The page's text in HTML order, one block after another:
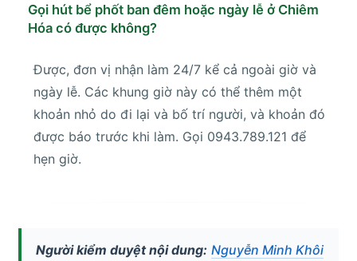
Gọi hút bể phốt ban đêm hoặc ngày lễ ở Chiêm
Hóa có được không?
Được, đơn vị nhận làm 24/7 kể cả ngoài giờ và
ngày lễ. Các khung giờ này có thể thêm một
khoản nhỏ do đi lại và bố trí người, và khoản đó
được báo trước khi làm. Gọi 0943.789.121 để
hẹn giờ.
Người kiểm duyệt nội dung: Nguyễn Minh Khôi